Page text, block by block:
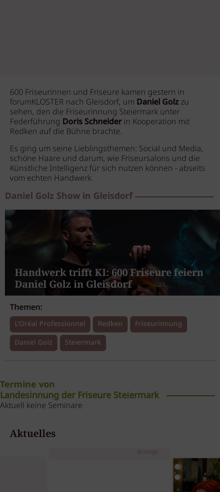
600 Friseurinnen und Friseure kamen gestern in
forumKLOSTER nach Gleisdorf, um Daniel Golz zu
sehen, den die Friseurinnung Steiermark unter
Federführung Doris Schneider in Kooperation mit
Redken auf die Bühne brachte.
Es ging um seine Lieblingsthemen: Social und Media,
schöne Haare und darum, wie Friseursalons und die
Künstliche Intelligenz für sich nutzen können - abseits
vom echten Handwerk.
Daniel Golz Show in Gleisdorf
Handwerk trifft KI: 600 Friseure feiern
Daniel Golz in Gleisdorf
Themen:
L'Oréal Professionnel Redken
Friseurinnung
Daniel Golz
Steiermark
Termine von
Landesinnung der Friseure Steiermark
Aktuell keine Seminare
Aktuelles
Anzeige